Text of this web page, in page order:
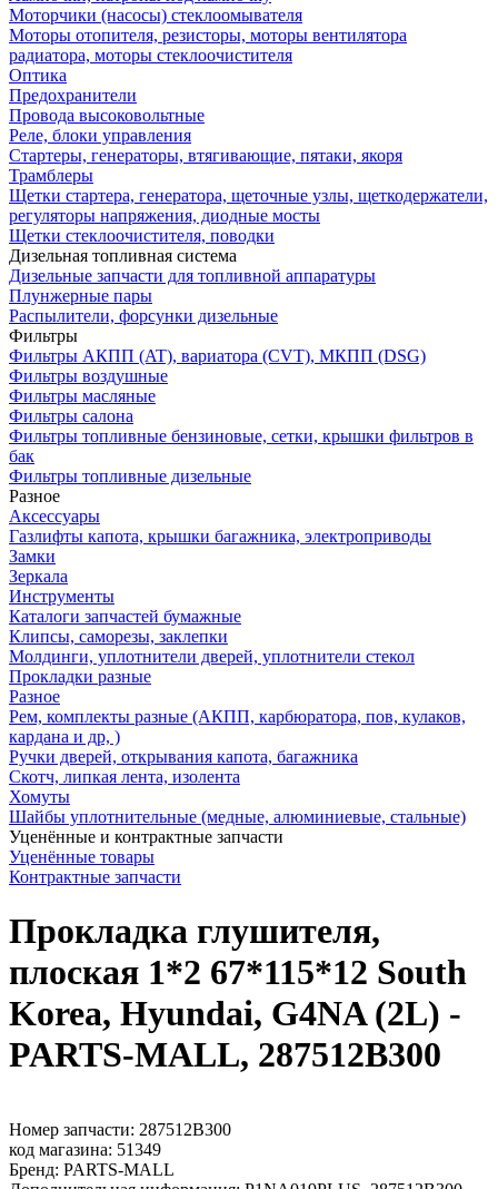
Моторчики (насосы) стеклоомывателя
Моторы отопителя, резисторы, моторы вентилятора
радиатора, моторы стеклоочистителя
Оптика
Предохранители
Провода высоковольтные
Реле, блоки управления
Стартеры, генераторы, втягивающие, пятаки, якоря
Трамблеры
Щетки стартера, генератора, щеточные узлы, щеткодержатели,
регуляторы напряжения, диодные мосты
Щетки стеклоочистителя, поводки
Дизельная топливная система
Дизельные запчасти для топливной аппаратуры
Плунжерные пары
Распылители, форсунки дизельные
Фильтры
Фильтры АКПП (AT), вариатора (CVT), МКПП (DSG)
Фильтры воздушные
Фильтры масляные
Фильтры салона
Фильтры топливные бензиновые, сетки, крышки фильтров в
бак
Фильтры топливные дизельные
Разное
Аксесcуары
Газлифты капота, крышки багажника, электроприводы
Замки
Зеркала
Инструменты
Каталоги запчастей бумажные
Клипсы, саморезы, заклепки
Молдинги, уплотнители дверей, уплотнители стекол
Прокладки разные
Разное
Рем, комплекты разные (АКПП, карбюратора, пов, кулаков,
кардана и др, )
Ручки дверей, открывания капота, багажника
Скотч, липкая лента, изолента
Хомуты
Шайбы уплотнительные (медные, алюминиевые, стальные)
Уценённые и контрактные запчасти
Уценённые товары
Контрактные запчасти
Прокладка глушителя,
плоская 1*2 67*115*12 South
Korea, Hyundai, G4NA (2L) -
PARTS-MALL, 287512B300
Номер запчасти: 287512B300
код магазина: 51349
Бренд: PARTS-MALL